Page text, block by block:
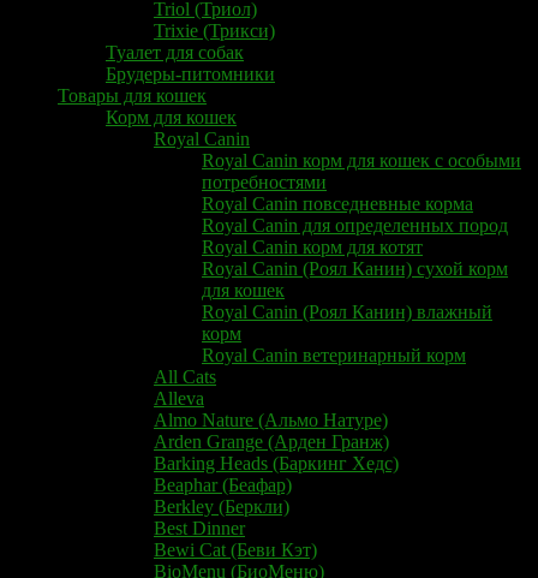
Triol (Триол)
Trixie (Трикси)
Туалет для собак
Брудеры-питомники
Товары для кошек
Корм для кошек
Royal Canin
Royal Canin корм для кошек с особыми
потребностями
Royal Canin повседневные корма
Royal Canin для определенных пород
Royal Canin корм для котят
Royal Canin (Роял Канин) сухой корм
для кошек
Royal Canin (Роял Канин) влажный
корм
Royal Canin ветеринарный корм
All Cats
Alleva
Almo Nature (Альмо Натуре)
Arden Grange (Арден Гранж)
Barking Heads (Баркинг Хедс)
​​Beaphar (Беафар)
Berkley (Беркли)
Best Dinner
Bewi Cat (Беви Кэт)
BioMenu (БиоМеню)